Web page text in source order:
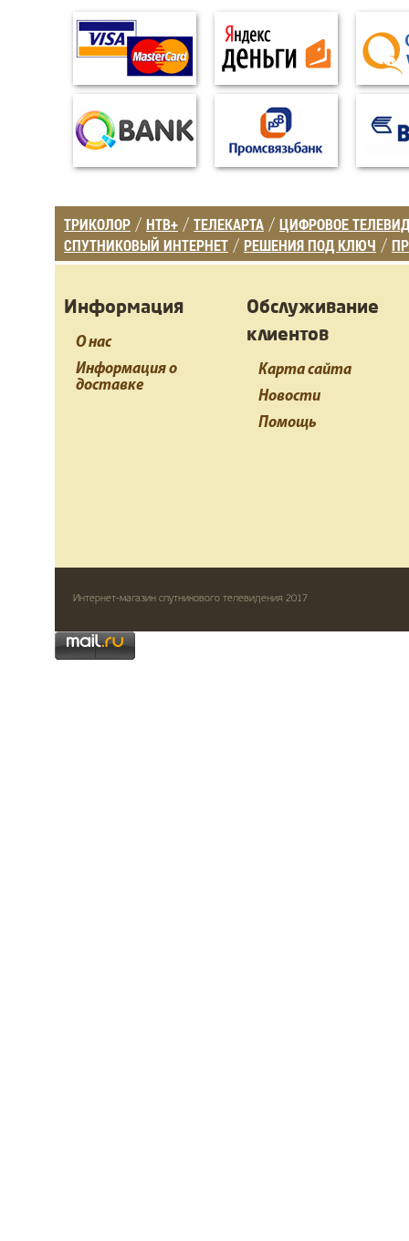
ТРИКОЛОР / НТВ+ / ТЕЛЕКАРТА / ЦИФРОВОЕ
СПУТНИКОВЫЙ ИНТЕРНЕТ / РЕШЕНИЯ ПОД КЛЮЧ /
Информация
О нас
Информация о
доставке
Обслуживание
клиентов
Карта сайта
Новости
Помощь
Интернет-магазин спутникового телевидения 2017